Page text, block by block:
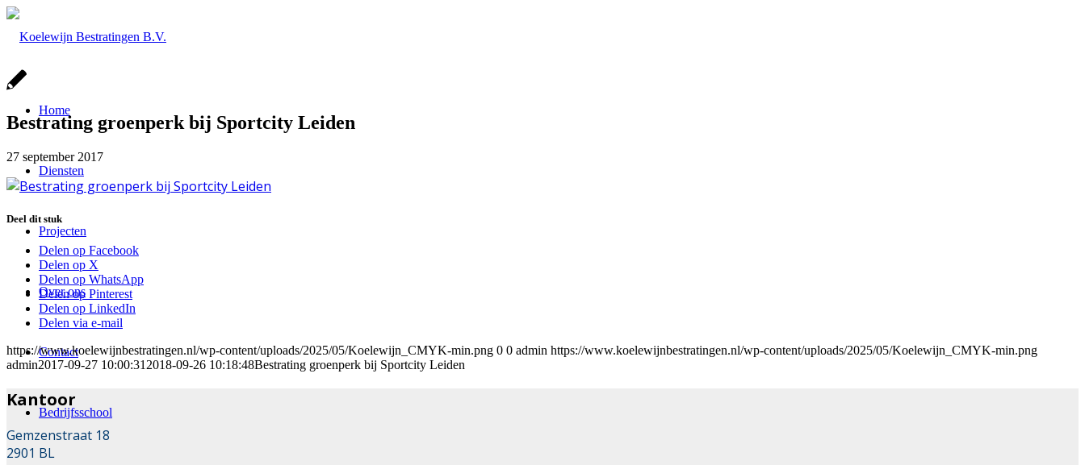
Home
Diensten
Projecten
Over ons
Contact
Bedrijfsschool
Bestrating groenperk bij Sportcity Leiden
27 september 2017
Deel dit stuk
Delen op Facebook
Delen op X
Delen op WhatsApp
Delen op Pinterest
Delen op LinkedIn
Delen via e-mail
https://www.koelewijnbestratingen.nl/wp-content/uploads/2025/05/Koelewijn_CMYK-min.png 0 0 admin https://www.koelewijnbestratingen.nl/wp-content/uploads/2025/05/Koelewijn_CMYK-min.png
admin2017-09-27 10:00:31 2018-09-26 10:18:48Bestrating groenperk bij Sportcity Leiden
Kantoor
Gemzenstraat 18
2901 BL